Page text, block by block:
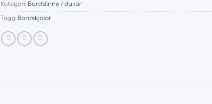
Kategori: Bordslinne / dukar
Tagg: Bordskjolar